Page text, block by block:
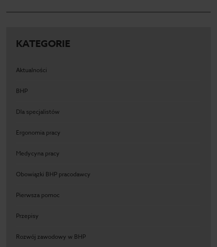
KATEGORIE
Aktualności
BHP
Dla specjalistów
Ergonomia pracy
Medycyna pracy
Obowiązki BHP pracodawcy
Pierwsza pomoc
Przepisy
Rozwój zawodowy w BHP